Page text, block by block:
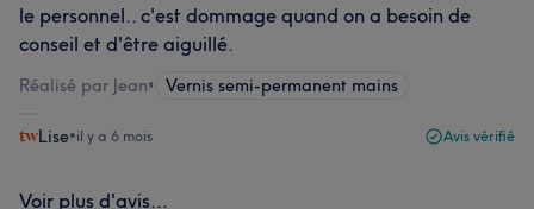
le personnel.. c'est dommage quand on a besoin de
conseil et d'être aiguillé.
Réalisé par Jean• Vernis semi-permanent mains
Lise•il y a 6 mois Avis vérifié
Voir plus d'avis...